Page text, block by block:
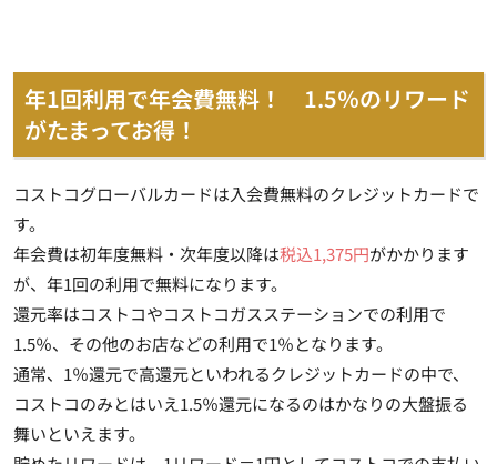
年1回利用で年会費無料！ 1.5％のリワード
がたまってお得！
コストコグローバルカードは入会費無料のクレジットカードで
す。
年会費は初年度無料・次年度以降は税込1,375円がかかります
が、 年1回の利用で無料になります。
還元率はコストコやコストコガスステーションでの利用で
1.5％、その他のお店などの利用で1％となります。
通常、1％還元で高還元といわれるクレジットカードの中で、
コストコのみとはいえ1.5％還元になるのはかなりの大盤振る
舞いといえます。